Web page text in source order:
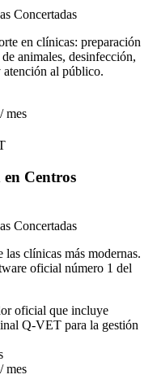
Concertadas
en clínicas: preparación
animales, desinfección,
atención al público.
mes
en Centros
Concertadas
clínicas más modernas.
oficial número 1 del
oficial que incluye
Q-VET para la gestión
mes